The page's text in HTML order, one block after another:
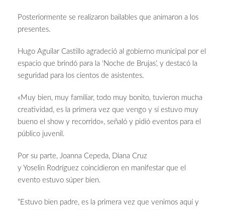
Posteriormente se realizaron bailables que animaron a los
presentes.
Hugo Aguilar Castillo agradeció al gobierno municipal por el
espacio que brindó para la ‘Noche de Brujas’, y destacó la
seguridad para los cientos de asistentes.
«Muy bien, muy familiar, todo muy bonito, tuvieron mucha
creatividad, es la primera vez que vengo y sí estuvo muy
bueno el show y recorrido», señaló y pidió eventos para el
público juvenil.
Por su parte, Joanna Cepeda, Diana Cruz
y Yoselin Rodríguez coincidieron en manifestar que el
evento estuvo súper bien.
“Estuvo bien padre, es la primera vez que venimos aquí y